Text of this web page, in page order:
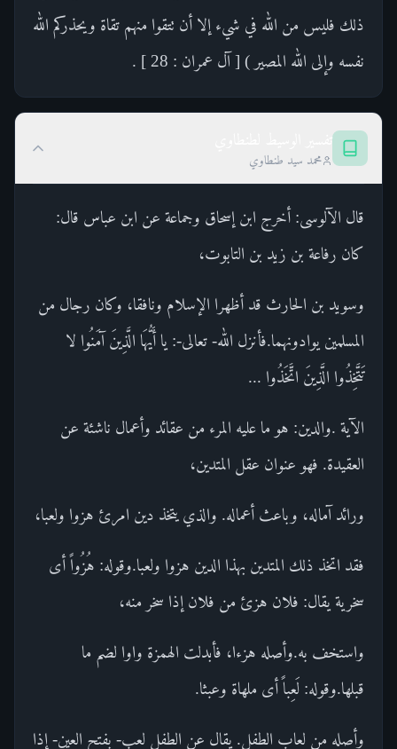
ذلك فليس من الله في شيء إلا أن تتقوا منهم تقاة ويحذركم الله
نفسه وإلى الله المصير ) [ آل عمران : 28 ] .
محمد سيد طنطاوي
قال الآلوسى: أخرج ابن إسحاق وجماعة عن ابن عباس قال:
كان رفاعة بن زيد بن التابوت،
وسويد بن الحارث قد أظهرا الإسلام ونافقا، وكان رجال من
المسلمين يوادونهما.فأنزل الله- تعالى-: يا أَيُّهَا الَّذِينَ آمَنُوا لا
تَتَّخِذُوا الَّذِينَ اتَّخَذُوا ...
الآية .والدين: هو ما عليه المرء من عقائد وأعمال ناشئة عن
العقيدة. فهو عنوان عقل المتدين،
ورائد آماله، وباعث أعماله. والذي يتخذ دين امرئ هزوا ولعبا،
فقد اتخذ ذلك المتدين بهذا الدين هزوا ولعبا.وقوله: هُزُواً أى
سخرية يقال: فلان هزئ من فلان إذا سخر منه،
واستخف به.وأصله هزءا، فأبدلت الهمزة واوا لضم ما
قبلها.وقوله: لَعِباً أى ملهاة وعبثا.
وأصله من لعاب الطفل. يقال عن الطفل لعب- بفتح العين- إذا